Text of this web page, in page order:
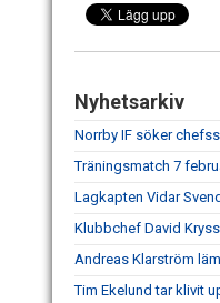
Nyhetsarkiv
Norrby IF söker
Träningsmatch 7
Lagkapten Vidar
Klubbchef David
Andreas Klarström
Tim Ekelund tar klivit